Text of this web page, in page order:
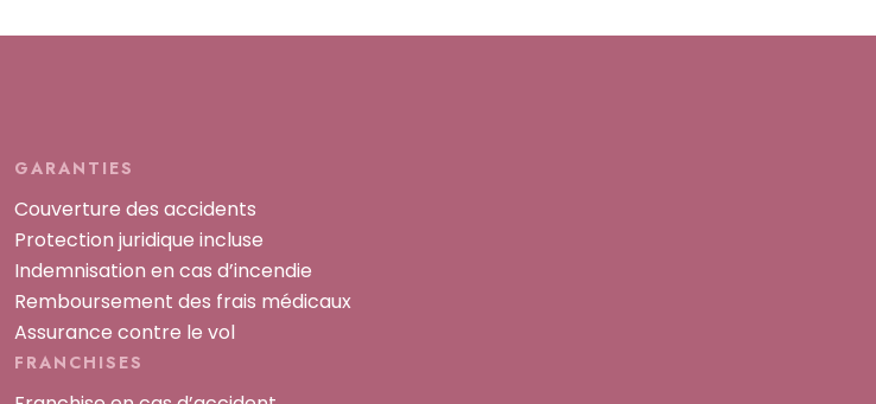
GARANTIES
Couverture des accidents
Protection juridique incluse
Indemnisation en cas d’incendie
Remboursement des frais médicaux
Assurance contre le vol
FRANCHISES